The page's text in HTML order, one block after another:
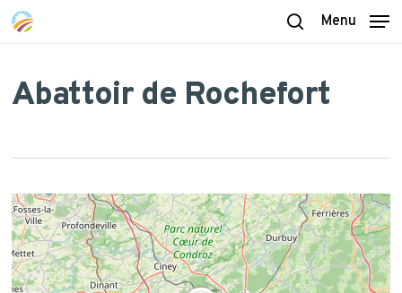
Skip
content
Menu
Abattoir de Rochefort